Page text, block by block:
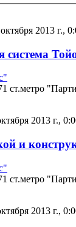
2013 г.,
система
ст.метро
2013 г.,
и
ст.метро
2013 г.,